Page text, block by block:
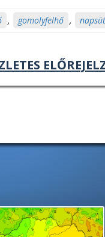
, gomolyfelhő ,